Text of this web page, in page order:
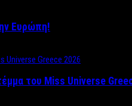
Ευρώπη!
του Miss Universe